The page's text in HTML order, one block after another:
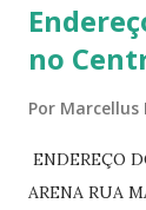
no
Por Marcellus
ENDEREÇO
ARENA RUA